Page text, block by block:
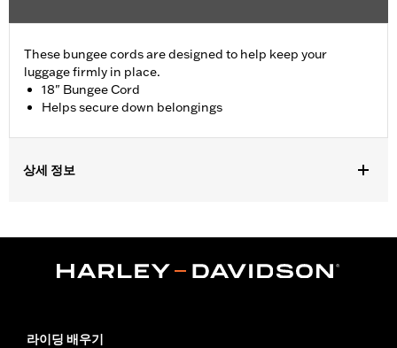
These bungee cords are designed to help keep your
luggage firmly in place.
18" Bungee Cord
Helps secure down belongings
상세 정보
Material Length UOM:Inches
d.com/warranty
라이딩 배우기